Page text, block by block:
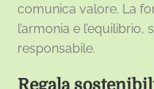
comunica valore. La
l’armonia e
responsabile.
Regala